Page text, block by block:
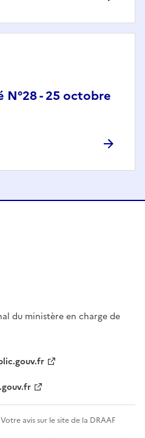
N°28 - 25 octobre
du ministère en charge de
Votre avis sur le site de la DRAAF